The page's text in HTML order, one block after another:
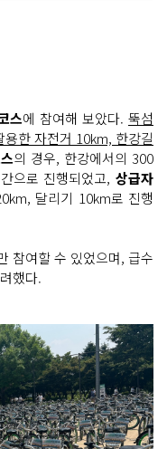
스에 참여해 보았다. 뚝섬
한 자전거 10km, 한강길
의 경우, 한강에서의 300
으로 진행되었고, 상급자
달리기 10km로 진행
참여할 수 있었으며, 급수
했다.